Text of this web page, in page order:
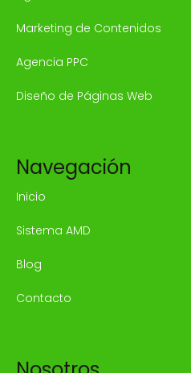
Marketing de Contenidos
Agencia PPC
Diseño de Páginas Web
Navegación
Inicio
Sistema AMD
Blog
Contacto